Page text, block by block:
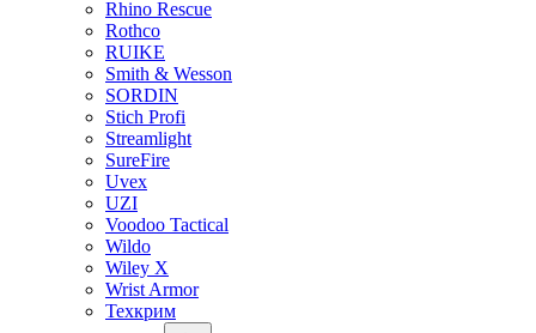
Rhino Rescue
Rothco
RUIKE
Smith & Wesson
SORDIN
Stich Profi
Streamlight
SureFire
Uvex
UZI
Voodoo Tactical
Wildo
Wiley X
Wrist Armor
Техкрим